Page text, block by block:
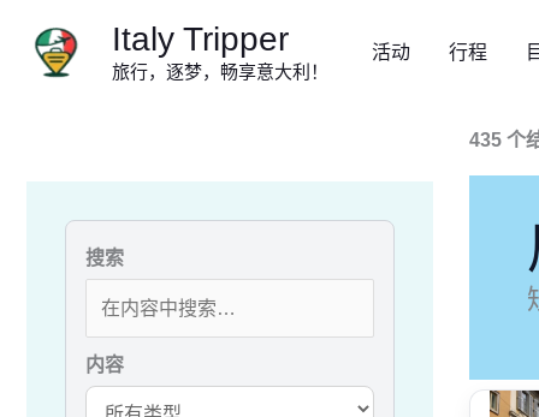
Italy Tripper
旅行，逐梦，畅享意大利！
活动 行程
搜索
内容
435 个